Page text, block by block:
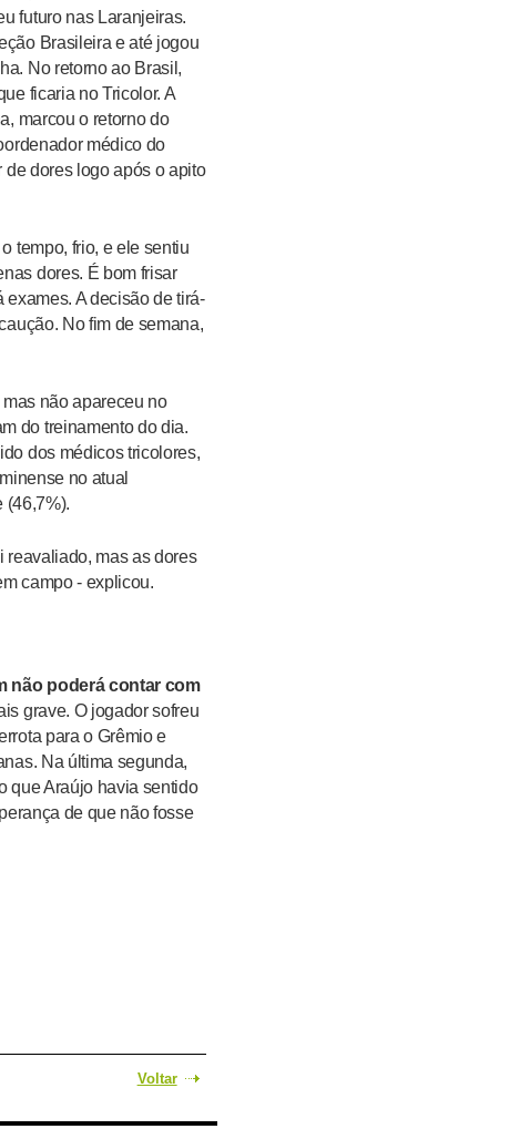
futuro nas Laranjeiras.
Brasileira e até jogou
No retorno ao Brasil,
ficaria no Tricolor. A
marcou o retorno do
médico do
dores logo após o apito
tempo, frio, e ele sentiu
dores. É bom frisar
A decisão de tirá-
No fim de semana,
não apareceu no
do treinamento do dia.
dos médicos tricolores,
no atual
(46,7%).
reavaliado, mas as dores
campo - explicou.
não poderá contar com
grave. O jogador sofreu
para o Grêmio e
Na última segunda,
que Araújo havia sentido
de que não fosse
Voltar